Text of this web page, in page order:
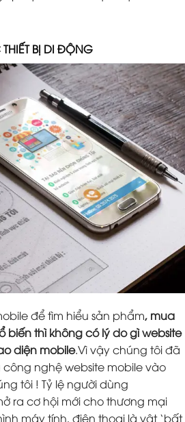
BỊ DI ĐỘNG
để tìm hiểu sản phẩm, mua
biến thì không có lý do gì website
diện mobile.Vì vậy chúng tôi đã
nghệ website mobile vào
tôi ! Tỷ lệ người dùng
ra cơ hội mới cho thương mại
máy tính, điện thoại là vật ‘bất